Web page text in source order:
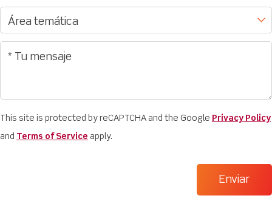
This site is protected by reCAPTCHA and the Google Privacy Policy
and Terms of Service apply.